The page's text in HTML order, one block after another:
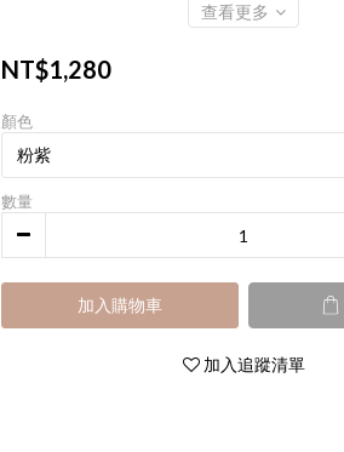
查看更多
NT$1,280
顏色
數量
加入購物車
加入追蹤清單